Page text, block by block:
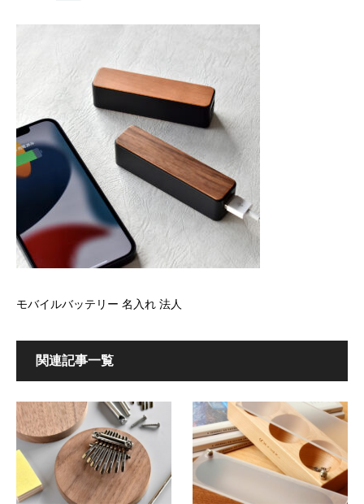
モバイルバッテリー 名入れ 法人
関連記事一覧